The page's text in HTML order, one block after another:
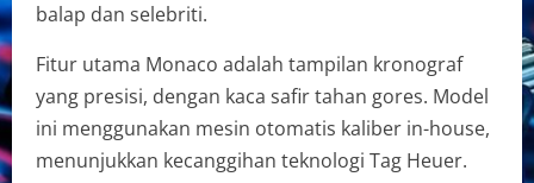
balap dan selebriti.
Fitur utama Monaco adalah tampilan kronograf
yang presisi, dengan kaca safir tahan gores. Model
ini menggunakan mesin otomatis kaliber in-house,
menunjukkan kecanggihan teknologi Tag Heuer.